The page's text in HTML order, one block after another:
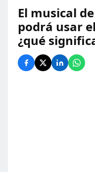
El musical
podrá usar
¿qué